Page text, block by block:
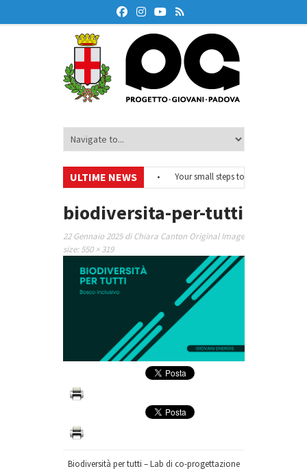
ULTIME NEWS
#EurodeskOnAir – Ciclo di webinar
Your small steps towards
educazione finanziaria
• Oxford Debate Lab – Borse di studio 2026/27
biodiversita-per-tutti
22 Gennaio 2025 diChiara Canton Original Image
size:550 × 319
Biodiversità per tutti – Lab di co-progettazione